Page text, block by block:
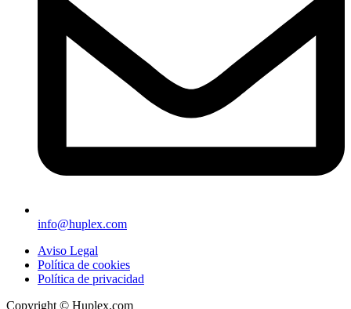
info@huplex.com
Aviso Legal
Política de cookies
Política de privacidad
Copyright © Huplex.com